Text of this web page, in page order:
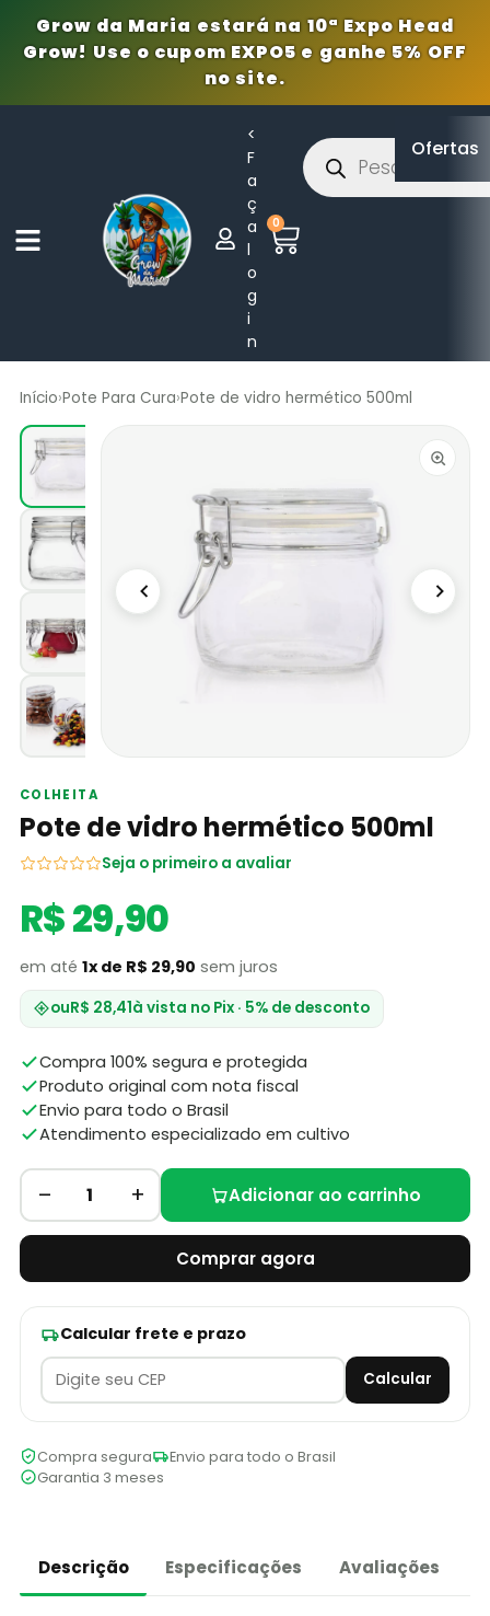
Grow da Maria estará na 10ª Expo Head
Grow! Use o cupom EXPO5 e ganhe 5% OFF
no site.
<
F
a
ç
a
l
o
g
i
n
0
Ofertas
Início›Pote Para Cura›Pote de vidro hermético 500ml
COLHEITA
Pote de vidro hermético 500ml
Seja o primeiro a avaliar
R$ 29,90
em até 1x de R$ 29,90 sem juros
ouR$ 28,41à vista no Pix · 5% de desconto
Compra 100% segura e protegida
Produto original com nota fiscal
Envio para todo o Brasil
Atendimento especializado em cultivo
– 1 + Adicionar ao carrinho
Comprar agora
Calcular frete e prazo
Calcular
Compra segura
Envio para todo o Brasil
Garantia 3 meses
Descrição Especificações Avaliações